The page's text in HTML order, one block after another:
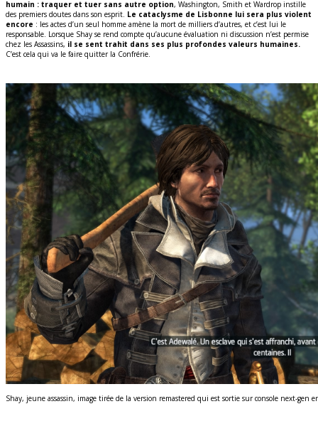
humain : traquer et tuer sans autre option, Washington, Smith et Wardrop instille
des premiers doutes dans son esprit. Le cataclysme de Lisbonne lui sera plus violent
encore : les actes d’un seul homme amène la mort de milliers d’autres, et c’est lui le
responsable. Lorsque Shay se rend compte qu’aucune évaluation ni discussion n’est permise
chez les Assassins, il se sent trahit dans ses plus profondes valeurs humaines.
C’est cela qui va le faire quitter la Confrérie.
Shay, jeune assassin, image tirée de la version remastered qui est sortie sur console next-gen